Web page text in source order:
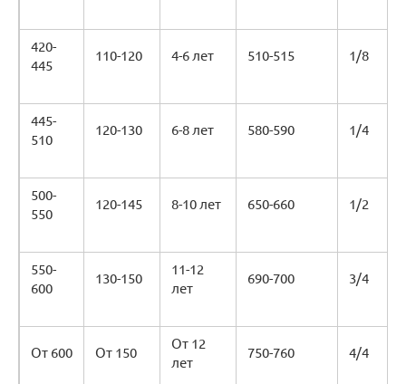
420-
445
110-120 4-6 лет 510-515 1/8
445-
510
120-130 6-8 лет 580-590 1/4
500-
550
120-145 8-10 лет 650-660 1/2
550-
600
130-150
11-12
лет
690-700 3/4
От 600 От 150
От 12
лет
750-760 4/4